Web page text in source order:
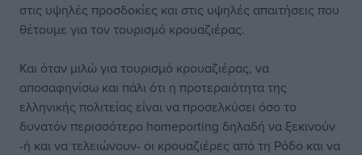
στις υψηλές προσδοκίες και στις υψηλές απαιτήσεις που
θέτουμε για τον τουρισμό κρουαζιέρας.
Και όταν μιλώ για τουρισμό κρουαζιέρας, να
αποσαφηνίσω και πάλι ότι η προτεραιότητα της
ελληνικής πολιτείας είναι να προσελκύσει όσο το
δυνατόν περισσότερο homeporting δηλαδή να ξεκινούν
-ή και να τελειώνουν- οι κρουαζιέρες από τη Ρόδο και να